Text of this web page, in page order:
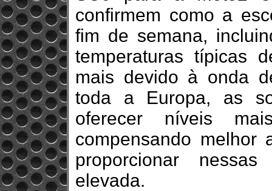
confirmem como a
fim de semana,
temperaturas típicas
mais devido à onda
toda a Europa, as
oferecer níveis
compensando
proporcionar
elevada.